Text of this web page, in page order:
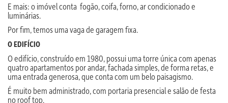
E mais: o imóvel conta fogão, coifa, forno, ar condicionado e
luminárias.
Por fim, temos uma vaga de garagem fixa.
O EDIFÍCIO
O edifício, construído em 1980, possui uma torre única com apenas
quatro apartamentos por andar, fachada simples, de forma retas, e
uma entrada generosa, que conta com um belo paisagismo.
É muito bem administrado, com portaria presencial e salão de festa
no roof top.